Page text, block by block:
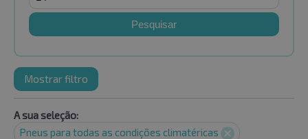
Pesquisar
Mostrar filtro
A sua seleção:
Pneus para todas as condições climatéricas